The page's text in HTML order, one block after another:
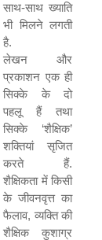
साथ-साथ ख्याति
भी मिलने लगती
है.
लेखन और
प्रकाशन एक ही
सिक्के के दो
पहलू हैं तथा
सिक्के ‘शैक्षिक’
शक्तियां सृजित
करते हैं.
शैक्षिकता में किसी
के जीवनवृत्त का
फैलाव, व्यक्ति की
शैक्षिक कुशाग्र